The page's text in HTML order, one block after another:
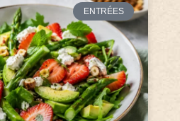
ENTRÉES